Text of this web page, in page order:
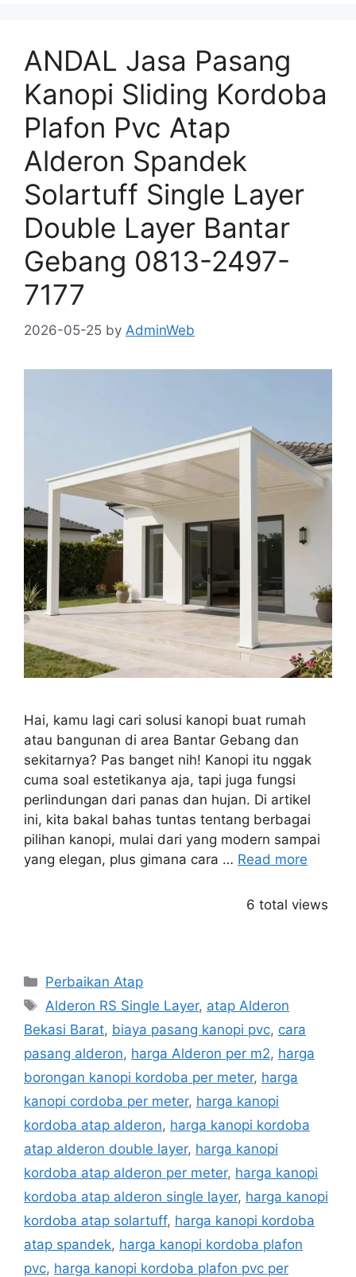
ANDAL Jasa Pasang
Kanopi Sliding Kordoba
Plafon Pvc Atap
Alderon Spandek
Solartuff Single Layer
Double Layer Bantar
Gebang 0813-2497-
7177
2026-05-25 by AdminWeb
Hai, kamu lagi cari solusi kanopi buat rumah
atau bangunan di area Bantar Gebang dan
sekitarnya? Pas banget nih! Kanopi itu nggak
cuma soal estetikanya aja, tapi juga fungsi
perlindungan dari panas dan hujan. Di artikel
ini, kita bakal bahas tuntas tentang berbagai
pilihan kanopi, mulai dari yang modern sampai
yang elegan, plus gimana cara … Read more
6 total views
Categories
Perbaikan Atap
Tags
Alderon RS Single Layer, atap Alderon
Bekasi Barat, biaya pasang kanopi pvc, cara
pasang alderon, harga Alderon per m2, harga
borongan kanopi kordoba per meter, harga
kanopi cordoba per meter, harga kanopi
kordoba atap alderon, harga kanopi kordoba
atap alderon double layer, harga kanopi
kordoba atap alderon per meter, harga kanopi
kordoba atap alderon single layer, harga kanopi
kordoba atap solartuff, harga kanopi kordoba
atap spandek, harga kanopi kordoba plafon
pvc, harga kanopi kordoba plafon pvc per